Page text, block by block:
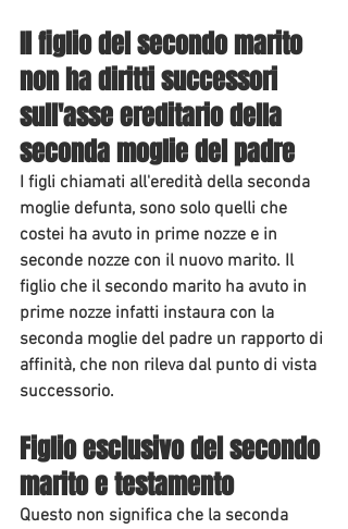
Il figlio del secondo marito
non ha diritti successori
sull'asse ereditario della
seconda moglie del padre
I figli chiamati all'eredità della seconda
moglie defunta, sono solo quelli che
costei ha avuto in prime nozze e in
seconde nozze con il nuovo marito. Il
figlio che il secondo marito ha avuto in
prime nozze infatti instaura con la
seconda moglie del padre un rapporto di
affinità, che non rileva dal punto di vista
successorio.
Figlio esclusivo del secondo
marito e testamento
Questo non significa che la seconda